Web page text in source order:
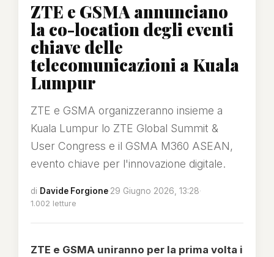
ZTE e GSMA annunciano
la co-location degli eventi
chiave delle
telecomunicazioni a Kuala
Lumpur
ZTE e GSMA organizzeranno insieme a
Kuala Lumpur lo ZTE Global Summit &
User Congress e il GSMA M360 ASEAN,
evento chiave per l'innovazione digitale.
di Davide Forgione·29 Giugno 2026, 13:28·
1.002 letture
ZTE e GSMA uniranno per la prima volta i